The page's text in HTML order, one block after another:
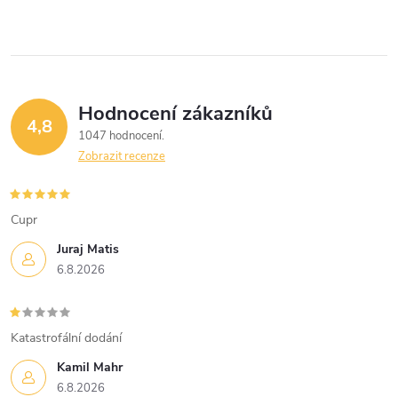
r
v
k
v
ý
p
i
s
u
4,8 Hodnocení zákazníků
1047 hodnocení
Zobrazit recenze
Juraj Matis
6.8.2026
Cupr
Kamil Mahr
6.8.2026
Katastrofální dodání